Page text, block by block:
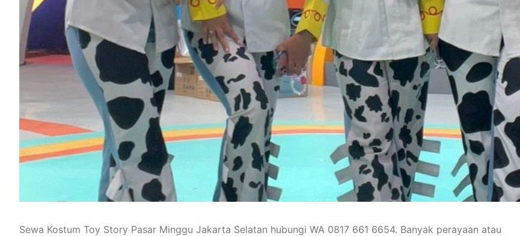
Sewa Kostum Toy Story Pasar Minggu Jakarta Selatan hubungi WA 0817 661 6654. Banyak perayaan atau